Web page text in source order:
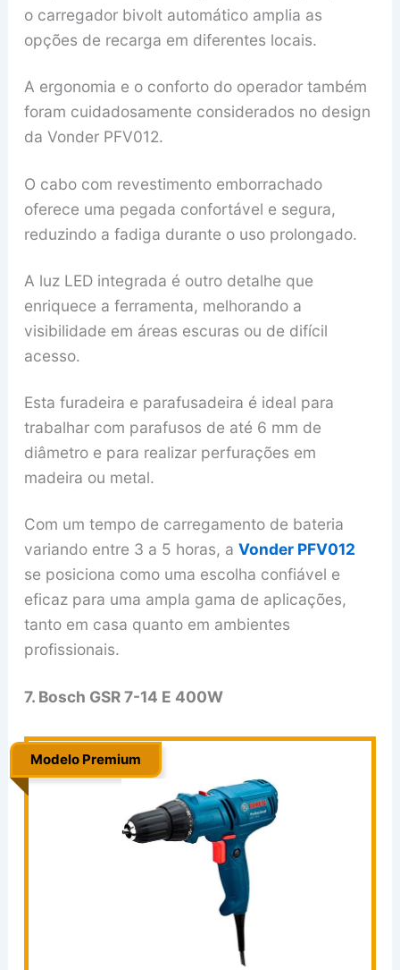
o carregador bivolt automático amplia as
opções de recarga em diferentes locais.
A ergonomia e o conforto do operador também
foram cuidadosamente considerados no design
da Vonder PFV012.
O cabo com revestimento emborrachado
oferece uma pegada confortável e segura,
reduzindo a fadiga durante o uso prolongado.
A luz LED integrada é outro detalhe que
enriquece a ferramenta, melhorando a
visibilidade em áreas escuras ou de difícil
acesso.
Esta furadeira e parafusadeira é ideal para
trabalhar com parafusos de até 6 mm de
diâmetro e para realizar perfurações em
madeira ou metal.
Com um tempo de carregamento de bateria
variando entre 3 a 5 horas, a Vonder PFV012
se posiciona como uma escolha confiável e
eficaz para uma ampla gama de aplicações,
tanto em casa quanto em ambientes
profissionais.
7. Bosch GSR 7-14 E 400W
Modelo Premium
.